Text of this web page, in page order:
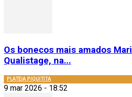
Os bonecos mais amados
Qualistage, na...
PLATEIA PIQUITITA
9 mar 2026 - 18:52